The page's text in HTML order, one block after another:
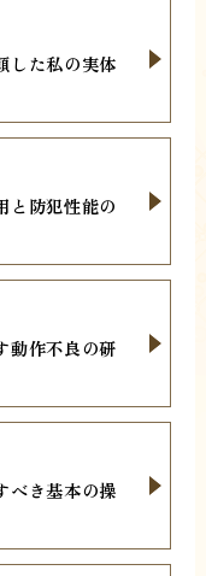
した私の実体
と防犯性能の
動作不良の研
べき基本の操